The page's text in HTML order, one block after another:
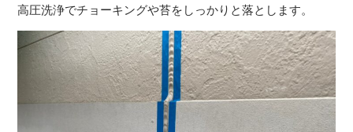
高圧洗浄でチョーキングや苔をしっかりと落とします。